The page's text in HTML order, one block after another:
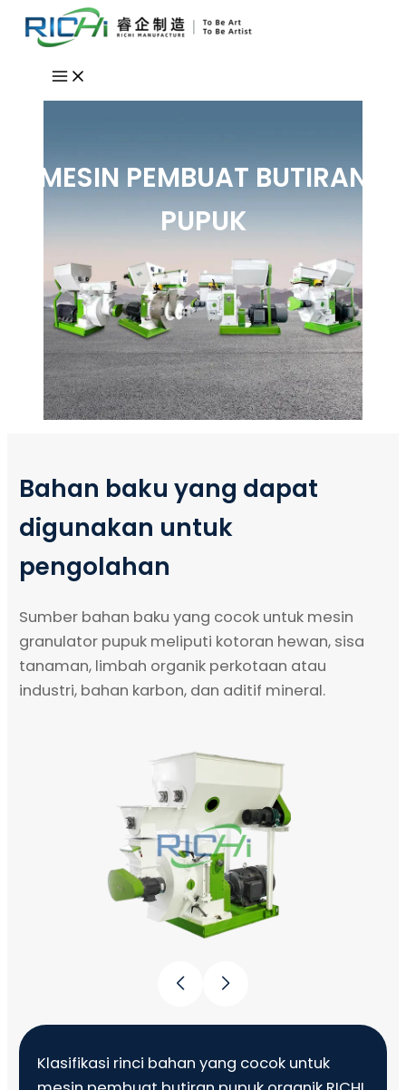
Lewati
MESIN PEMBUAT BUTIRAN
PUPUK
Bahan baku yang dapat
digunakan untuk
pengolahan
Sumber bahan baku yang cocok untuk mesin
granulator pupuk meliputi kotoran hewan, sisa
tanaman, limbah organik perkotaan atau
industri, bahan karbon, dan aditif mineral.
Klasifikasi rinci bahan yang cocok untuk